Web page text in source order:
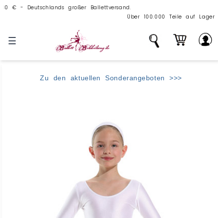
- Deutschlands großer Ballettversand.
Über 100.000 Teile auf Lager - echte,
☰
Zu den aktuellen Sonderangeboten >>>